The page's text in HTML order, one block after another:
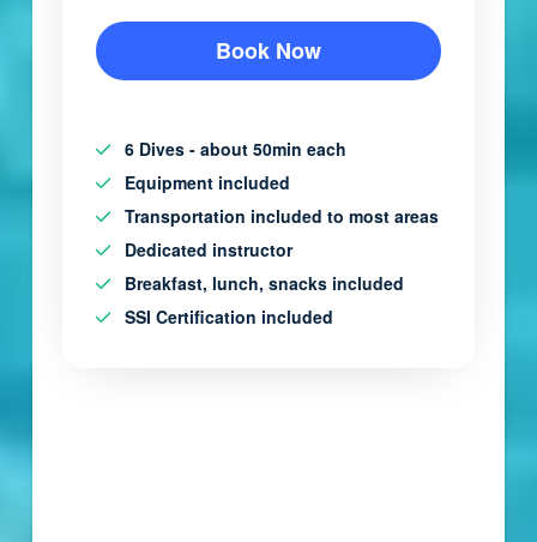
Book Now
6 Dives - about 50min each
Equipment included
Transportation included to most areas
Dedicated instructor
Breakfast, lunch, snacks included
SSI Certification included